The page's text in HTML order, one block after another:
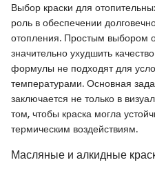
Выбор краски для
роль в обеспечении
отопления. Простым выбором
значительно ухудшить
формулы не подходят для
температурами. Основная
заключается не только в
том, чтобы краска могла
термическим воздействиям.
Масляные и алкидные